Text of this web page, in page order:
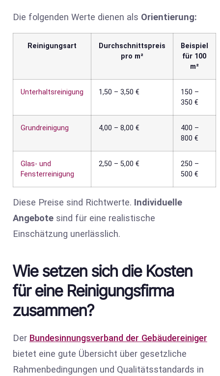
Die folgenden Werte dienen als Orientierung:
Reinigungsart
Durchschnittspreis
pro m²
Beispiel
für 100
m²
Unterhaltsreinigung 1,50 – 3,50 €
150 –
350 €
Grundreinigung 4,00 – 8,00 €
400 –
800 €
Glas- und
Fensterreinigung
2,50 – 5,00 €
250 –
500 €
Diese Preise sind Richtwerte. Individuelle
Angebotesind für eine realistische
Einschätzung unerlässlich.
Wie setzen sich die Kosten
für eine Reinigungsfirma
zusammen?
Der Bundesinnungsverband der Gebäudereiniger
bietet eine gute Übersicht über gesetzliche
Rahmenbedingungen und Qualitätsstandards in